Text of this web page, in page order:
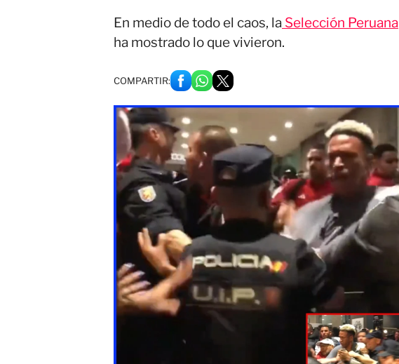
En medio de todo el caos, la Selección Peruana
ha mostrado lo que vivieron.
COMPARTIR: